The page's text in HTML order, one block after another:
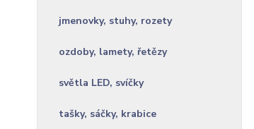
jmenovky, stuhy, rozety
ozdoby, lamety, řetězy
světla LED, svíčky
tašky, sáčky, krabice